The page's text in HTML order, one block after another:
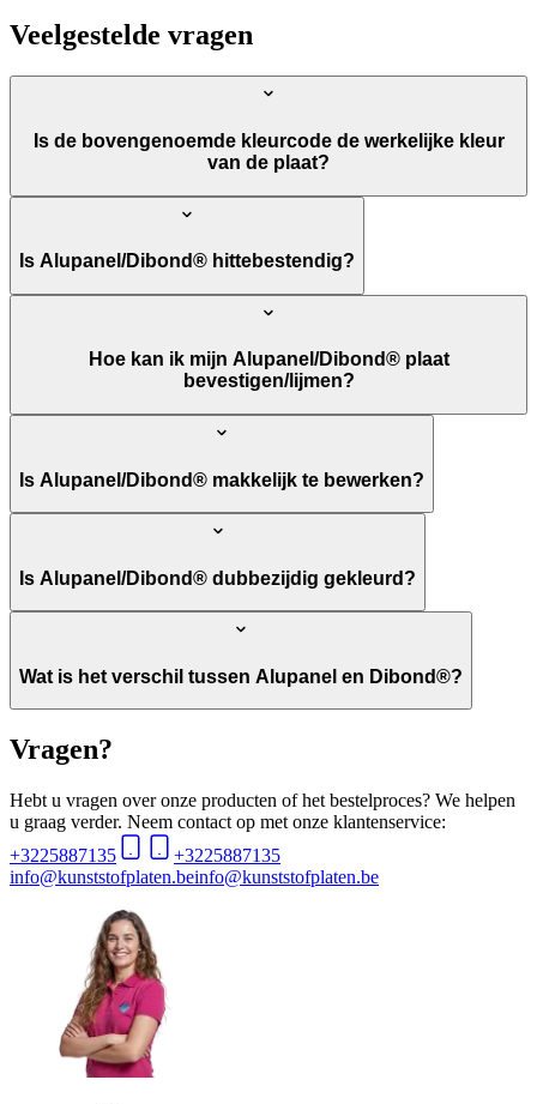
Veelgestelde vragen
Is de bovengenoemde kleurcode de werkelijke kleur
van de plaat?
Is Alupanel/Dibond® hittebestendig?
Hoe kan ik mijn Alupanel/Dibond® plaat
bevestigen/lijmen?
Is Alupanel/Dibond® makkelijk te bewerken?
Is Alupanel/Dibond® dubbezijdig gekleurd?
Wat is het verschil tussen Alupanel en Dibond®?
Vragen?
Hebt u vragen over onze producten of het bestelproces? We helpen
u graag verder. Neem contact op met onze klantenservice:
+3225887135
+3225887135
info@kunststofplaten.beinfo@kunststofplaten.be